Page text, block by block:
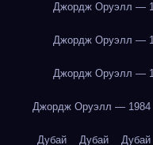
Джордж Оруэлл —
Джордж Оруэлл —
Джордж Оруэлл —
Джордж Оруэлл — 1984
Дубай Дубай Дубай